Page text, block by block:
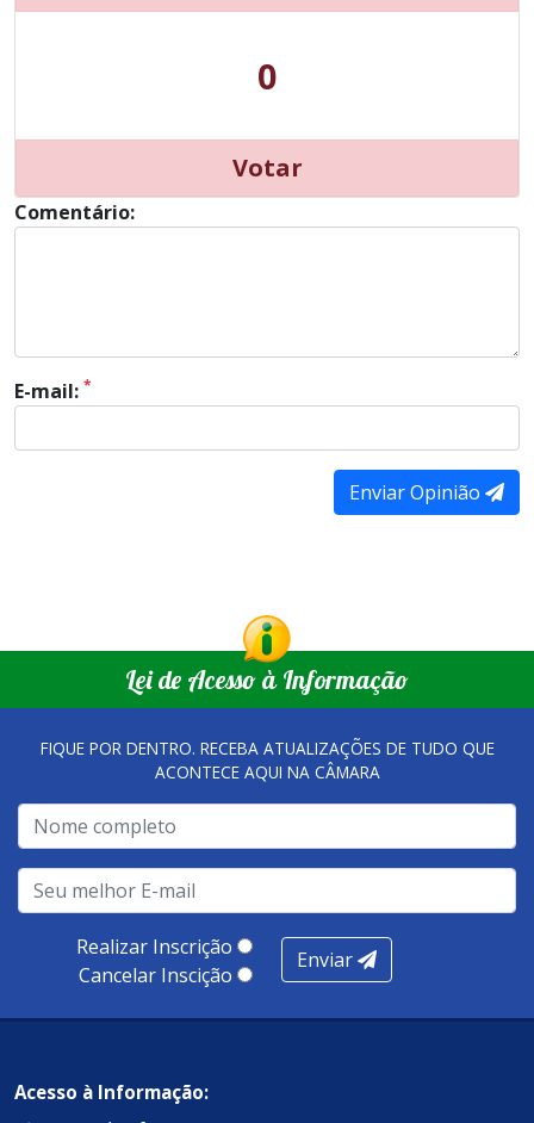
0
Votar
Comentário:
E-mail: *
Enviar Opinião
Lei de Acesso à Informação
FIQUE POR DENTRO. RECEBA ATUALIZAÇÕES DE TUDO QUE
ACONTECE AQUI NA CÂMARA
Realizar Inscrição
Cancelar Inscição
Enviar
Acesso à Informação: